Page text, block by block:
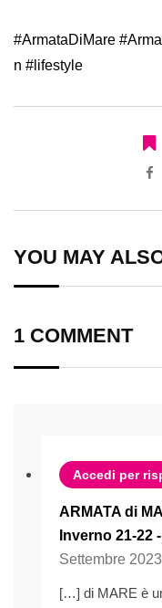
#ArmataDiMare
n #lifestyle
YOU MAY
1 COMMENT
Accedi per
ARMATA di
Inverno 21-22
Settembre 2023
[…] di MARE è